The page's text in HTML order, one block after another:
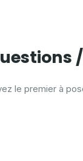
le premier à